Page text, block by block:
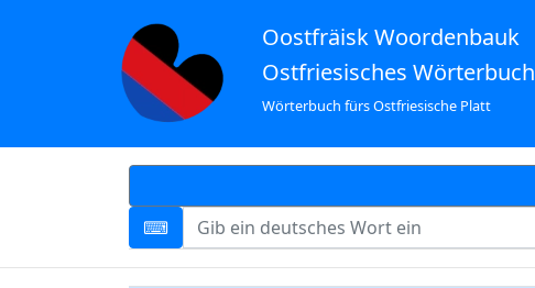
Oostfräisk Woordenbauk
Ostfriesisches Wörterbuch
Wörterbuch fürs Ostfriesische Platt